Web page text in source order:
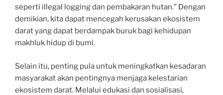
seperti illegal logging dan pembakaran hutan.” Dengan
demikian, kita dapat mencegah kerusakan ekosistem
darat yang dapat berdampak buruk bagi kehidupan
makhluk hidup di bumi.
Selain itu, penting pula untuk meningkatkan kesadaran
masyarakat akan pentingnya menjaga kelestarian
ekosistem darat. Melalui edukasi dan sosialisasi,